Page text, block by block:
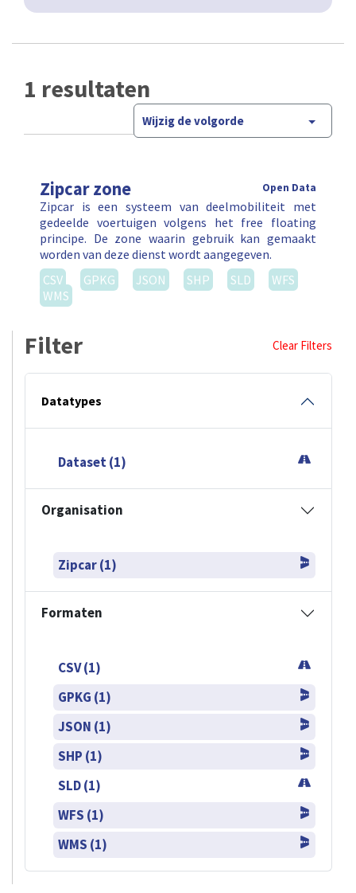
1 resultaten
Wijzig de volgorde
Zipcar zone Open Data
Zipcar is een systeem van deelmobiliteit met
gedeelde voertuigen volgens het free floating
principe. De zone waarin gebruik kan gemaakt
worden van deze dienst wordt aangegeven.
CSV
GPKG JSON SHP SLD
WFS
WMS
Filter Clear Filters
Datatypes
Dataset (1)
Organisation
Zipcar (1)
Formaten
CSV (1)
GPKG (1)
JSON (1)
SHP (1)
SLD (1)
WFS (1)
WMS (1)